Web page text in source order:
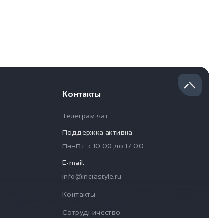
Контакты
Телеграм чат
Поддержка активна
Пн–Пт: с 10:00 до 17:00
E-mail:
info@indiastyle.ru
Контакты
Сотрудничество